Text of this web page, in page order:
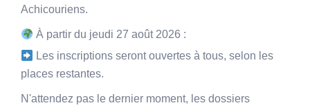
Achicouriens.
À partir du jeudi 27 août 2026 :
Les inscriptions seront ouvertes à tous, selon les
places restantes.
N'attendez pas le dernier moment, les dossiers